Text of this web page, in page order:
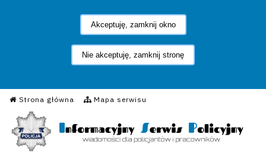
Akceptuję, zamknij okno
Nie akceptuję, zamknij stronę
Strona główna Mapa serwisu
Informacyjny Serwis